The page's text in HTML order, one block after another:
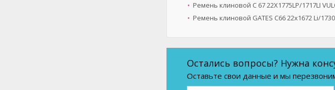
Ремень клиновой C 67 22X1775LP/1717LI
Ремень клиновой GATES C66 22x1672 Li/1730
Остались вопросы? Нужна
Оставьте свои данные и мы